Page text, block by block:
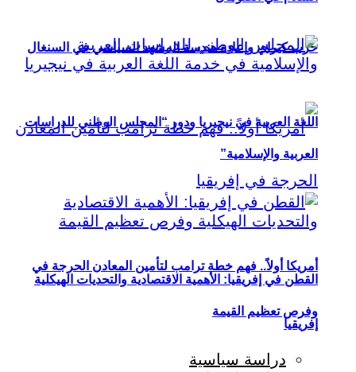
حزب كيراي وإعادة هندسة المشهد السياسي في السنغال
أمريكا أولاً.. فهم خطة ترامب لتأمين المعادن الحرجة في
إفريقيا
اللغة العربية في نيجيريا ودور “المجلس الوطني للدراسات
العربية والإسلامية”
القطن في إفريقيا: الأهمية الاقتصادية والتحديات الهيكلية
وفرص تعظيم القيمة
دراسة سياسية